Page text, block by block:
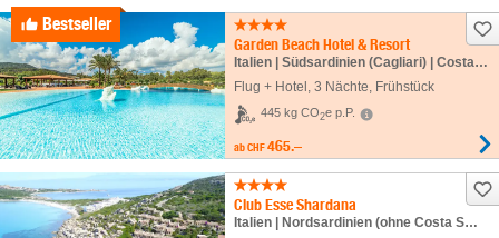
Bestseller
Garden Beach Hotel & Resort
Italien | Südsardinien (Cagliari) | Costa Rei
Flug + Hotel 3 Nächte , Frühstück
445 kg CO2e p.P.
ab CHF 465.–
Club Esse Shardana
Italien | Nordsardinien (ohne Costa Smeralda) | Santa Teresa di Gallura